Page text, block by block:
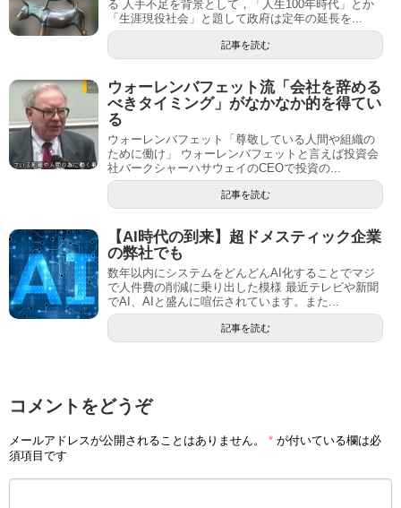
る 人手不足を背景として，「人生100年時代」とか
「生涯現役社会」と題して政府は定年の延長を...
記事を読む
ウォーレンバフェット流「会社を辞める
べきタイミング」がなかなか的を得てい
る
ウォーレンバフェット「尊敬している人間や組織の
ために働け」 ウォーレンバフェットと言えば投資会
社バークシャーハサウェイのCEOで投資の...
記事を読む
【AI時代の到来】超ドメスティック企業
の弊社でも
数年以内にシステムをどんどんAI化することでマジ
で人件費の削減に乗り出した模様 最近テレビや新聞
でAI、AIと盛んに喧伝されています。また...
記事を読む
コメントをどうぞ
メールアドレスが公開されることはありません。 * が付いている欄は必
須項目です